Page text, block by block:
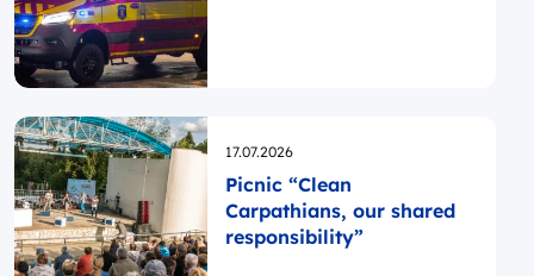
Opublikowano
17.07.2026
Picnic “Clean
Carpathians, our shared
responsibility”